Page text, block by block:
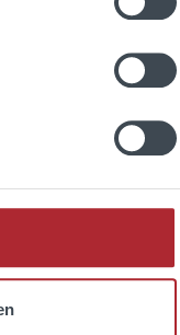
eine
die auf
mit digitalen
Funktionen
-
ausgestaltet
dass die
Nutzer